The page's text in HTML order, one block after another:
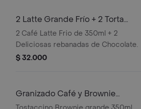
2 Deliciosos Palitos de Queso (110 gr),
con relleno de queso.
2 Latte Grande Frío + 2 Torta
Chocolate
2 Café Latte Frio de 350ml + 2
Deliciosas rebanadas de Chocolate.
$ 32.000
Granizado Café y Brownie
Grande